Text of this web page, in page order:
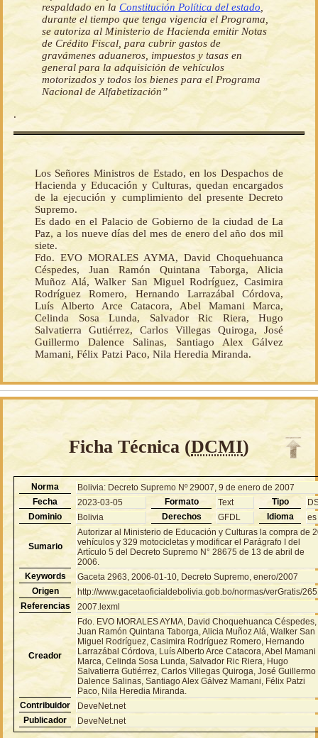
respaldado en la Constitución Política del estado
durante el tiempo que tenga vigencia el Programa,
se autoriza al Ministerio de Hacienda emitir Notas
de Crédito Fiscal, para cubrir gastos de
gravámenes aduaneros, impuestos y tasas en
general para la adquisición de vehículos
motorizados y todos los bienes para el Programa
Nacional de Alfabetización”
.
Los Señores Ministros de Estado, en los Despachos de
Hacienda y Educación y Culturas, quedan encargados
de la ejecución y cumplimiento del presente Decreto
Supremo.
Es dado en el Palacio de Gobierno de la ciudad de La
Paz, a los nueve días del mes de enero del año dos mil
siete.
Fdo. EVO MORALES AYMA, David Choquehuanca
Céspedes, Juan Ramón Quintana Taborga, Alicia
Muñoz Alá, Walker San Miguel Rodríguez, Casimira
Rodríguez Romero, Hernando Larrazábal Córdova,
Luís Alberto Arce Catacora, Abel Mamani Marca,
Celinda Sosa Lunda, Salvador Ric Riera, Hugo
Salvatierra Gutiérrez, Carlos Villegas Quiroga, José
Guillermo Dalence Salinas, Santiago Alex Gálvez
Mamani, Félix Patzi Paco, Nila Heredia Miranda.
Ficha Técnica (DCMI)
Norma
Bolivia: Decreto Supremo Nº 29007, 9 de enero de 2007
Fecha
2023-03-05 Formato Text Tipo
Dominio
Bolivia Derechos GFDL Idioma es
Sumario
Autorizar al Ministerio de Educación y Culturas la compra de
vehículos y 329 motocicletas y modificar el Parágrafo I del
Artículo 5 del Decreto Supremo N° 28675 de 13 de abril de
2006.
Keywords
Gaceta 2963, 2006-01-10, Decreto Supremo, enero/2007
Origen
http://www.gacetaoficialdebolivia.gob.bo/normas/verGratis/
Referencias
2007.lexml
Creador
Fdo. EVO MORALES AYMA, David Choquehuanca Céspedes,
Juan Ramón Quintana Taborga, Alicia Muñoz Alá, Walker San
Miguel Rodríguez, Casimira Rodríguez Romero, Hernando
Larrazábal Córdova, Luís Alberto Arce Catacora, Abel Mamani
Marca, Celinda Sosa Lunda, Salvador Ric Riera, Hugo
Salvatierra Gutiérrez, Carlos Villegas Quiroga, José Guillermo
Dalence Salinas, Santiago Alex Gálvez Mamani, Félix Patzi
Paco, Nila Heredia Miranda.
Contribuidor
DeveNet.net
Publicador
DeveNet.net